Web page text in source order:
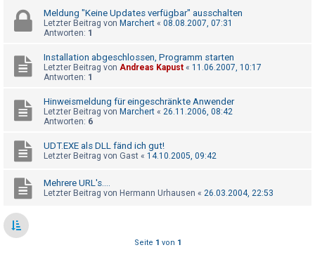
U
n
e
a
o
r
t
e
t
e
Meldung "Keine Updates verfügbar" ausschalten
Letzter Beitrag von Marchert « 08.08.2007, 07:31
Antworten: 1
Installation abgeschlossen, Programm starten
Letzter Beitrag von Andreas Kapust « 11.06.2007, 10:17
Antworten: 1
Hinweismeldung für eingeschränkte Anwender
Letzter Beitrag von Marchert « 26.11.2006, 08:42
Antworten: 6
UDT.EXE als DLL fänd ich gut!
Letzter Beitrag von Gast « 14.10.2005, 09:42
Mehrere URL's....
Letzter Beitrag von Hermann Urhausen « 26.03.2004, 22:53
Seite 1 von 1